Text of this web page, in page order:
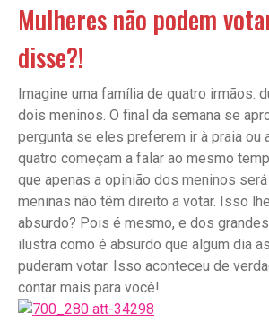
Mulheres não podem
disse?!
Imagine uma família de quatro irmãos:
dois meninos. O final da semana se
pergunta se eles preferem ir à praia ou
quatro começam a falar ao mesmo
que apenas a opinião dos meninos
meninas não têm direito a votar. Isso
absurdo? Pois é mesmo, e dos
ilustra como é absurdo que algum dia
puderam votar. Isso aconteceu de
contar mais para você!